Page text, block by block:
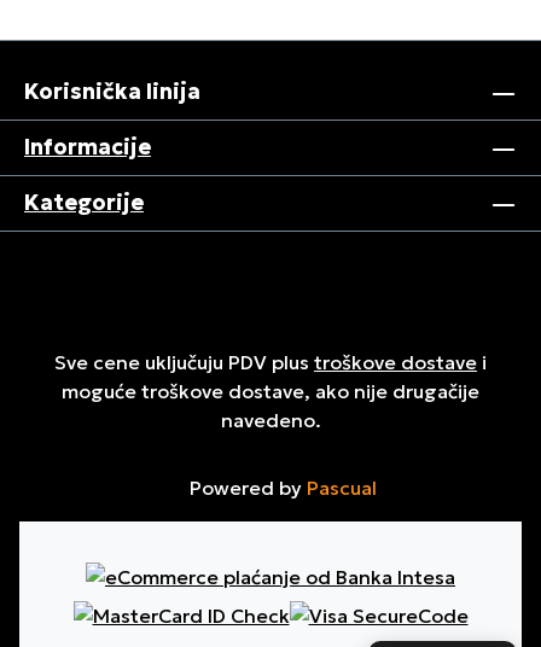
Korisnička linija
Informacije
Kategorije
Sve cene uključuju PDV plus troškove dostave i
moguće troškove dostave, ako nije drugačije
navedeno.
Powered by Pascual